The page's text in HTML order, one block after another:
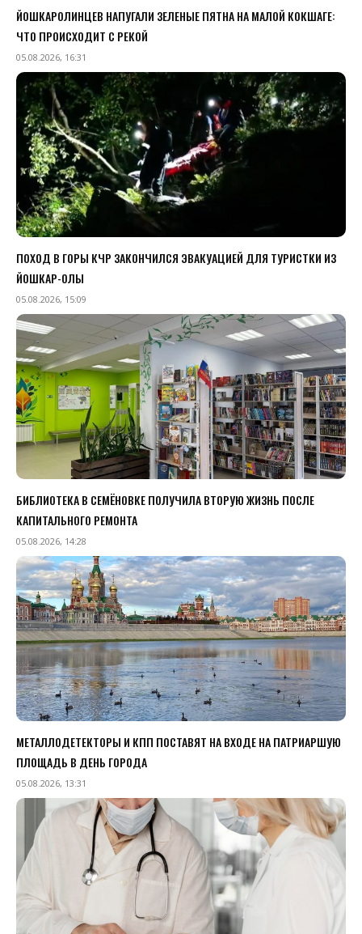
ЙОШКАРОЛИНЦЕВ НАПУГАЛИ ЗЕЛЕНЫЕ ПЯТНА НА МАЛОЙ КОКШАГЕ:
ЧТО ПРОИСХОДИТ С РЕКОЙ
05.08.2026, 16:31
ПОХОД В ГОРЫ КЧР ЗАКОНЧИЛСЯ ЭВАКУАЦИЕЙ ДЛЯ ТУРИСТКИ ИЗ
ЙОШКАР-ОЛЫ
05.08.2026, 15:09
БИБЛИОТЕКА В СЕМЁНОВКЕ ПОЛУЧИЛА ВТОРУЮ ЖИЗНЬ ПОСЛЕ
КАПИТАЛЬНОГО РЕМОНТА
05.08.2026, 14:28
МЕТАЛЛОДЕТЕКТОРЫ И КПП ПОСТАВЯТ НА ВХОДЕ НА ПАТРИАРШУЮ
ПЛОЩАДЬ В ДЕНЬ ГОРОДА
05.08.2026, 13:31